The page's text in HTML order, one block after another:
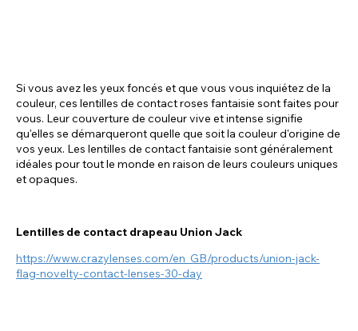
Si vous avez les yeux foncés et que vous vous inquiétez de la
couleur, ces lentilles de contact roses fantaisie sont faites pour
vous. Leur couverture de couleur vive et intense signifie
qu'elles se démarqueront quelle que soit la couleur d'origine de
vos yeux. Les lentilles de contact fantaisie sont généralement
idéales pour tout le monde en raison de leurs couleurs uniques
et opaques.
Lentilles de contact drapeau Union Jack
https://www.crazylenses.com/en_GB/products/union-jack-
flag-novelty-contact-lenses-30-day